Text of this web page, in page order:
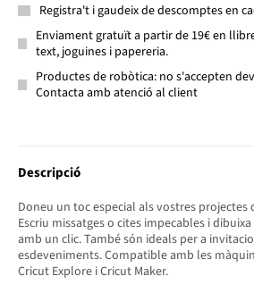
Registra't i gaudeix de descomptes en
Enviament gratuït a partir de 19€ en
text, joguines i papereria.
Productes de robòtica: no s'accepten
Contacta amb atenció al client
Descripció
Doneu un toc especial als vostres
Escriu missatges o cites impecables i
amb un clic. També són ideals per a
esdeveniments. Compatible amb les
Cricut Explore i Cricut Maker.